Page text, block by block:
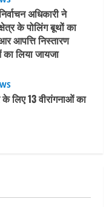
लिए 13 वीरांगनाओं का
नहीं कराई तो गैस
असर
को भी गाय एवं भैंस
मजदूरी संहिता